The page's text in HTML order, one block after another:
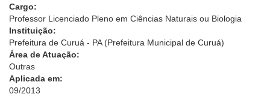
Cargo:
Professor Licenciado Pleno em Ciências Naturais ou Biologia
Instituição:
Prefeitura de Curuá - PA (Prefeitura Municipal de Curuá)
Área de Atuação:
Outras
Aplicada em:
09/2013